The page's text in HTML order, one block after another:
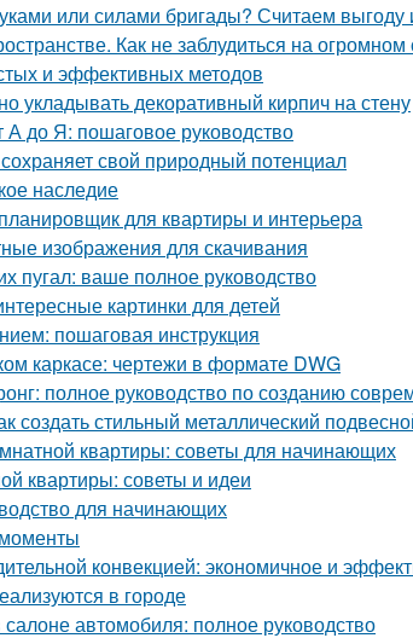
или силами бригады? Считаем выгоду
Как не заблудиться на огромном
и эффективных методов
укладывать декоративный кирпич на стену
до Я: пошаговое руководство
свой природный потенциал
наследие
для квартиры и интерьера
изображения для скачивания
пугал: ваше полное руководство
картинки для детей
пошаговая инструкция
каркасе: чертежи в формате DWG
полное руководство по созданию
создать стильный металлический
квартиры: советы для начинающих
квартиры: советы и идеи
для начинающих
конвекцией: экономичное и
в городе
автомобиля: полное руководство